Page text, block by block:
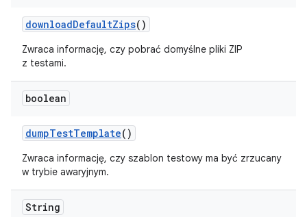
downloadDefaultZips()
Zwraca informację, czy pobrać domyślne pliki ZIP
z testami.
boolean
dumpTestTemplate()
Zwraca informację, czy szablon testowy ma być zrzucany
w trybie awaryjnym.
String